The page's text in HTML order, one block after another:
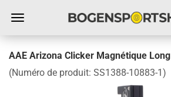
AAE Arizona Clicker Magnétique Long
(Numéro de produit: SS1388-10883-1)